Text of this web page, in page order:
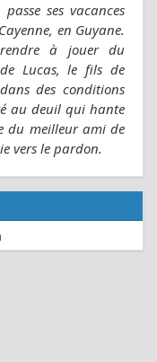
ses vacances
en Guyane.
à jouer du
Lucas, le fils de
des conditions
au deuil qui hante
du meilleur ami de
vers le pardon.